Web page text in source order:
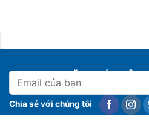
ĐĂNG KÝ NHẬN
Chia sẻ với chúng tôi